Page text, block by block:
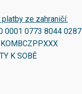
ze zahraničí:
0001 0773 8044 0287
KOMBCZPPXXX
K SOBĚ